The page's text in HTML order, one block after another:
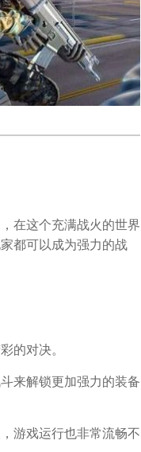
在这个充满战火的世界
都可以成为强力的战
的对决。
来解锁更加强力的装备
游戏运行也非常流畅不